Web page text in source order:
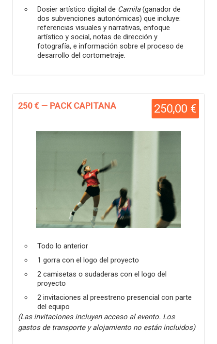
Dosier artístico digital de Camila(ganador de
dos subvenciones autonómicas) que incluye:
referencias visuales y narrativas, enfoque
artístico y social, notas de dirección y
fotografía, e información sobre el proceso de
desarrollo del cortometraje.
250,00 €
250 € — PACK CAPITANA
Todo lo anterior
1 gorra con el logo del proyecto
2 camisetas o sudaderas con el logo del
proyecto
2 invitaciones al preestreno presencial con parte
del equipo
(Las invitaciones incluyen acceso al evento. Los
gastos de transporte y alojamiento no están incluidos)